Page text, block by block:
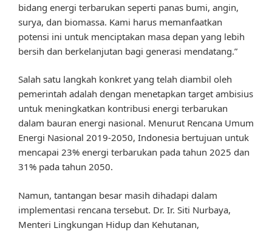
bidang energi terbarukan seperti panas bumi, angin,
surya, dan biomassa. Kami harus memanfaatkan
potensi ini untuk menciptakan masa depan yang lebih
bersih dan berkelanjutan bagi generasi mendatang.”
Salah satu langkah konkret yang telah diambil oleh
pemerintah adalah dengan menetapkan target ambisius
untuk meningkatkan kontribusi energi terbarukan
dalam bauran energi nasional. Menurut Rencana Umum
Energi Nasional 2019-2050, Indonesia bertujuan untuk
mencapai 23% energi terbarukan pada tahun 2025 dan
31% pada tahun 2050.
Namun, tantangan besar masih dihadapi dalam
implementasi rencana tersebut. Dr. Ir. Siti Nurbaya,
Menteri Lingkungan Hidup dan Kehutanan,